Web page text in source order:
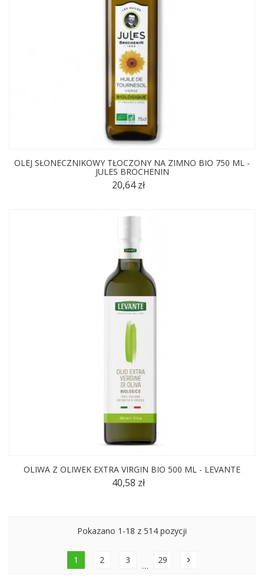
OLEJ SŁONECZNIKOWY TŁOCZONY NA ZIMNO BIO 750 ML -
JULES BROCHENIN
20,64 zł
OLIWA Z OLIWEK EXTRA VIRGIN BIO 500 ML - LEVANTE
40,58 zł
Pokazano 1-18 z 514 pozycji
1 2 3
…
29 chevron_right